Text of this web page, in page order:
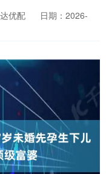
优配
日期：2026-